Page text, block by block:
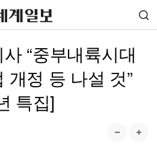
“중부내륙시대
개정 등 나설 것”
특집]